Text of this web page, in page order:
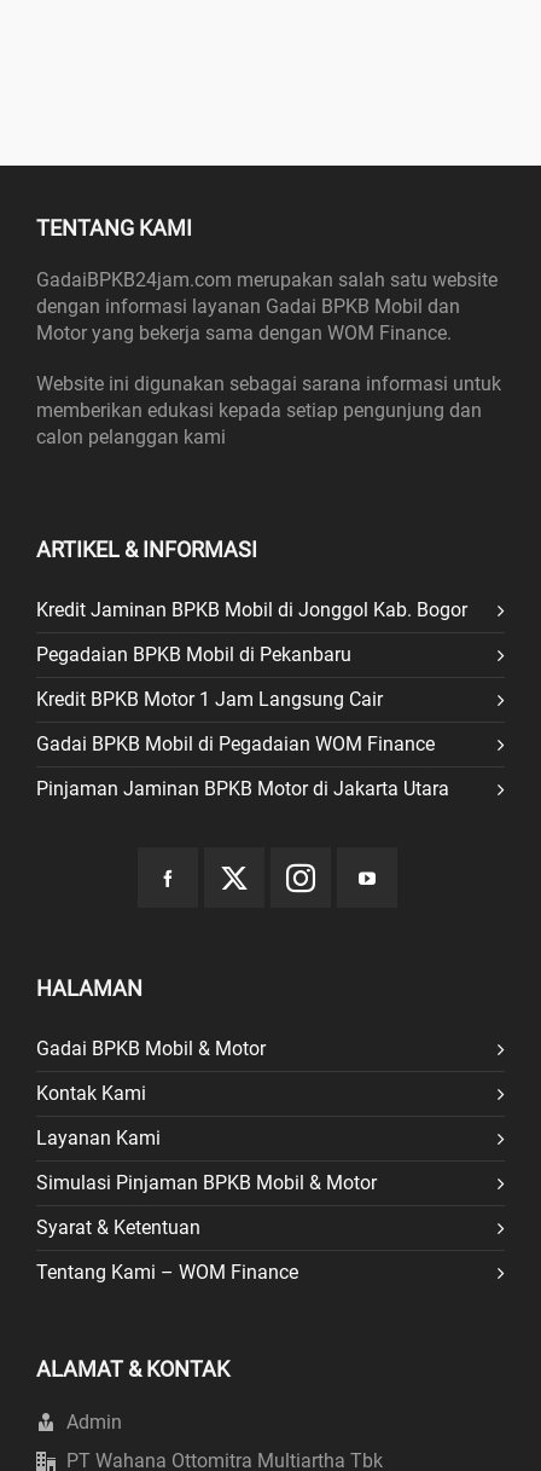
TENTANG KAMI
GadaiBPKB24jam.com merupakan salah satu website
dengan informasi layanan Gadai BPKB Mobil dan
Motor yang bekerja sama dengan WOM Finance.
Website ini digunakan sebagai sarana informasi untuk
memberikan edukasi kepada setiap pengunjung dan
calon pelanggan kami
ARTIKEL & INFORMASI
Kredit Jaminan BPKB Mobil di Jonggol Kab. Bogor
Pegadaian BPKB Mobil di Pekanbaru
Kredit BPKB Motor 1 Jam Langsung Cair
Gadai BPKB Mobil di Pegadaian WOM Finance
Pinjaman Jaminan BPKB Motor di Jakarta Utara
HALAMAN
Gadai BPKB Mobil & Motor
Kontak Kami
Layanan Kami
Simulasi Pinjaman BPKB Mobil & Motor
Syarat & Ketentuan
Tentang Kami – WOM Finance
ALAMAT & KONTAK
Admin
PT Wahana Ottomitra Multiartha Tbk